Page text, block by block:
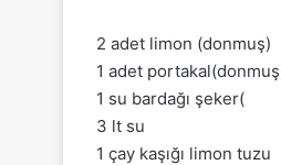
2 adet limon (donmuş)
1 adet
1 su bardağı şeker(
3 lt su
1 çay kaşığı limon tuzu